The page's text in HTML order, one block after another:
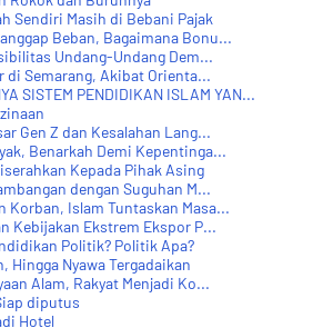
Sendiri Masih di Bebani Pajak
Beban, Bagaimana Bonu...
Undang-Undang Dem...
di Semarang, Akibat Orienta...
SISTEM PENDIDIKAN ISLAM YAN...
Gen Z dan Kesalahan Lang...
Benarkah Demi Kepentinga...
Kepada Pihak Asing
dengan Suguhan M...
Korban, Islam Tuntaskan Masa...
Kebijakan Ekstrem Ekspor P...
Politik? Politik Apa?
Hingga Nyawa Tergadaikan
Alam, Rakyat Menjadi Ko...
diputus
Hotel